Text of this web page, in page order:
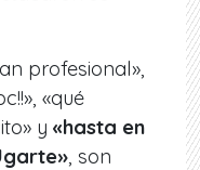
profesional»,
«qué
y «hasta en
, son